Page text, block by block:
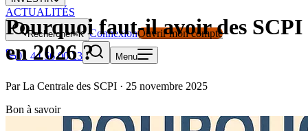
ACTUALITÉS
Rechercher⌘K ConnexionOuvrir mon compte
01 44 56 00 23
Menu
Pourquoi faut-il avoir des SCPI
en 2026 ?
Par La Centrale des SCPI · 25 novembre 2025
Bon à savoir